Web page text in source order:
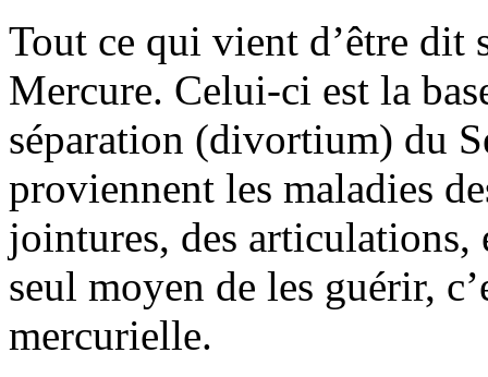
Tout ce qui vient d’être dit
Mercure. Celui-ci est la
séparation (divortium) du
proviennent les maladies
jointures, des articulations,
seul moyen de les guérir,
mercurielle.